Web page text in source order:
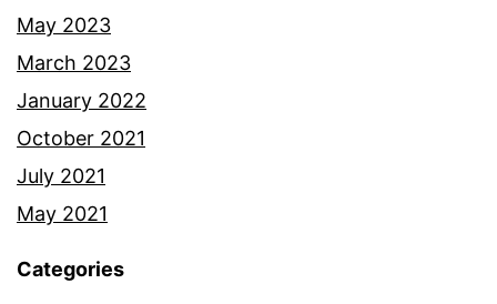
May 2023
March 2023
January 2022
October 2021
July 2021
May 2021
Categories